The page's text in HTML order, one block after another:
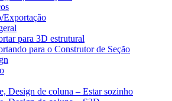
Exportação
para 3D estrutural
para o Construtor de Seção
Design de coluna – Estar sozinho